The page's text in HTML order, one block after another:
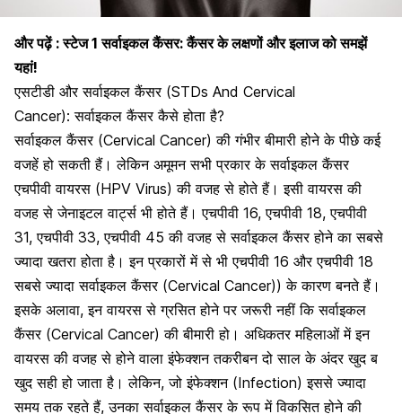
और पढ़ें :स्टेज 1 सर्वाइकल कैंसर: कैंसर के लक्षणों और इलाज को समझें
यहां!
एसटीडी और सर्वाइकल कैंसर (STDs And Cervical
Cancer): सर्वाइकल कैंसर कैसे होता है?
सर्वाइकल कैंसर (Cervical Cancer) की गंभीर बीमारी होने के पीछे कई
वजहें हो सकती हैं। लेकिन अमूमन सभी प्रकार के सर्वाइकल कैंसर
एचपीवी वायरस (HPV Virus) की वजह से होते हैं। इसी वायरस की
वजह से जेनाइटल वार्ट्स भी होते हैं। एचपीवी 16, एचपीवी 18, एचपीवी
31, एचपीवी 33, एचपीवी 45 की वजह से सर्वाइकल कैंसर होने का सबसे
ज्यादा खतरा होता है। इन प्रकारों में से भी एचपीवी 16 और एचपीवी 18
सबसे ज्यादा सर्वाइकल कैंसर (Cervical Cancer)) के कारण बनते हैं।
इसके अलावा, इन वायरस से ग्रसित होने पर जरूरी नहीं कि सर्वाइकल
कैंसर (Cervical Cancer) की बीमारी हो। अधिकतर महिलाओं में इन
वायरस की वजह से होने वाला इंफेक्शन तकरीबन दो साल के अंदर खुद ब
खुद सही हो जाता है। लेकिन, जो इंफेक्शन (Infection) इससे ज्यादा
समय तक रहते हैं, उनका सर्वाइकल कैंसर के रूप में विकसित होने की